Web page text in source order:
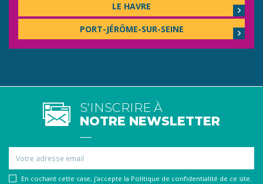
LE HAVRE
PORT-JÉRÔME-SUR-SEINE
S'INSCRIRE À
NOTRE NEWSLETTER
En cochant cette case, j’accepte la Politique de confidentialité de ce site.